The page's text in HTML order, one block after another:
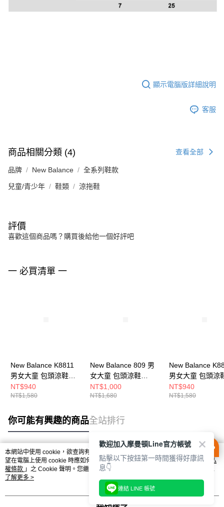
顯示電腦版詳細說明
客服
商品相關分類 (4) 查看全部
品牌 New Balance 全系列鞋款
兒童/青少年 鞋類 涼拖鞋
評價
喜歡這個商品嗎？購買後給他一個好評吧
一 必買清單 一
New Balance K8811
男女大童 包頭涼鞋
SYCLGC1-M
NT$940
NT$1,580
New Balance 809 男
女大童 包頭涼鞋
SY809E1-M
NT$1,000
NT$1,680
New Balance
男女大童 包頭涼
SYCLGB1-M
NT$940
NT$1,580
你可能有興趣的商品全站排行
熱門標籤
本網站中使用 cookie，欲查詢有關本網站使用 cookie 方式之詳情，及若您不希
望在電腦上使用 cookie 時應如何變更電腦的 cookie 設定，請參閱本網站「
隱私
權條款 」之 Cookie 聲明。您繼續使用本網站即表示您同意本公司得按本網站使
用條款之 Cookie 聲明使用 cookie。
了解更多 >
歡迎加入摩曼頓Line官方帳號
點擊以下按鈕第一時間獲得好康訊
息👇
連結 LINE 帳號